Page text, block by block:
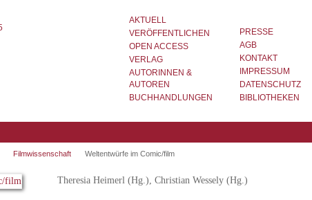
AKTUELL
VERÖFFENTLICHEN
OPEN ACCESS
VERLAG
AUTORINNEN &
AUTOREN
BUCHHANDLUNGEN
PRESSE
AGB
KONTAKT
IMPRESSUM
DATENSCHUTZ
BIBLIOTHEKEN
Filmwissenschaft Weltentwürfe im Comic/film
Theresia Heimerl (Hg.), Christian Wessely (Hg.)